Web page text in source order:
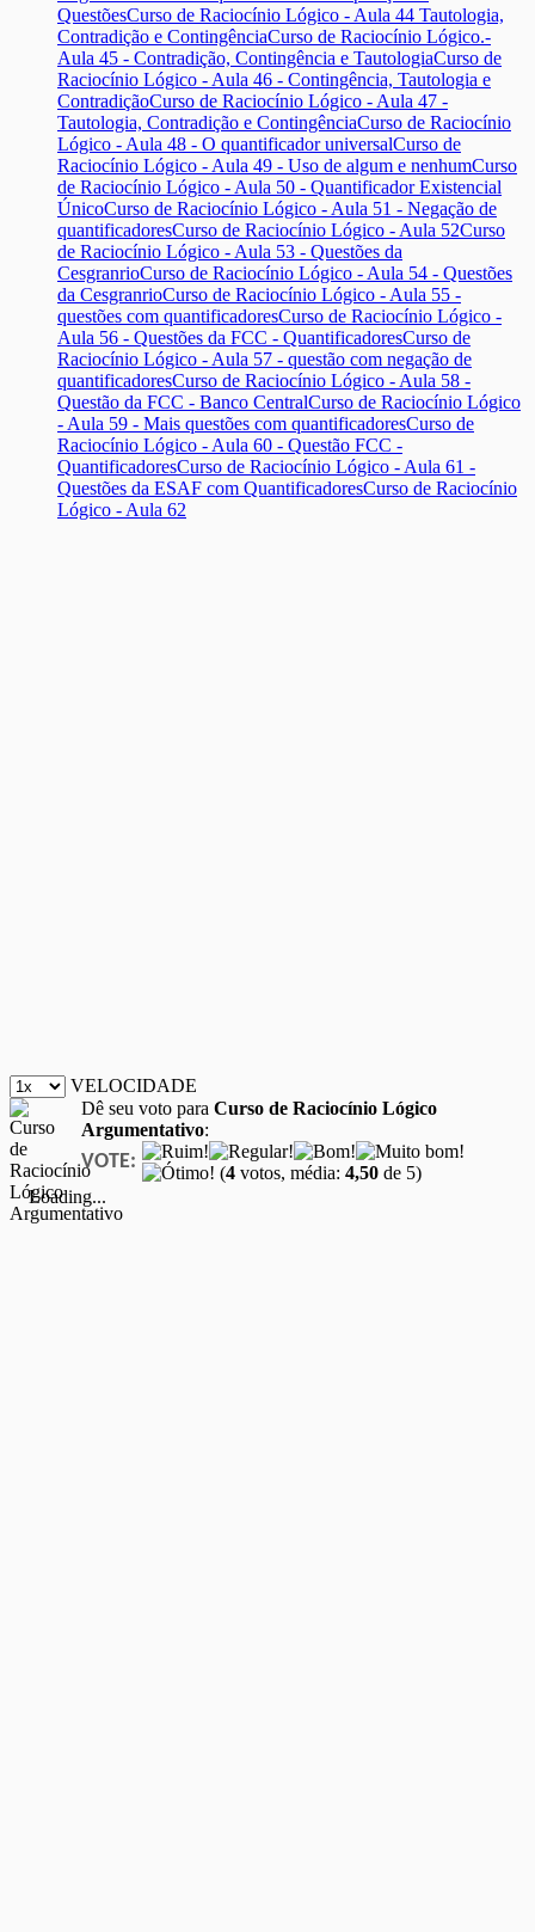
QuestõesCurso de Raciocínio Lógico - Aula 44 Tautologia,
Contradição e ContingênciaCurso de Raciocínio Lógico.-
Aula 45 - Contradição, Contingência e TautologiaCurso de
Raciocínio Lógico - Aula 46 - Contingência, Tautologia e
ContradiçãoCurso de Raciocínio Lógico - Aula 47 -
Tautologia, Contradição e ContingênciaCurso de Raciocínio
Lógico - Aula 48 - O quantificador universalCurso de
Raciocínio Lógico - Aula 49 - Uso de algum e nenhumCurso
de Raciocínio Lógico - Aula 50 - Quantificador Existencial
ÚnicoCurso de Raciocínio Lógico - Aula 51 - Negação de
quantificadoresCurso de Raciocínio Lógico - Aula 52Curso
de Raciocínio Lógico - Aula 53 - Questões da
CesgranrioCurso de Raciocínio Lógico - Aula 54 - Questões
da CesgranrioCurso de Raciocínio Lógico - Aula 55 -
questões com quantificadoresCurso de Raciocínio Lógico -
Aula 56 - Questões da FCC - QuantificadoresCurso de
Raciocínio Lógico - Aula 57 - questão com negação de
quantificadoresCurso de Raciocínio Lógico - Aula 58 -
Questão da FCC - Banco CentralCurso de Raciocínio Lógico
- Aula 59 - Mais questões com quantificadoresCurso de
Raciocínio Lógico - Aula 60 - Questão FCC -
QuantificadoresCurso de Raciocínio Lógico - Aula 61 -
Questões da ESAF com QuantificadoresCurso de Raciocínio
Lógico - Aula 62
VELOCIDADE
Dê seu voto para Curso de Raciocínio Lógico
Argumentativo:
VOTE: (4 votos, média: 4,50 de 5)
Loading...